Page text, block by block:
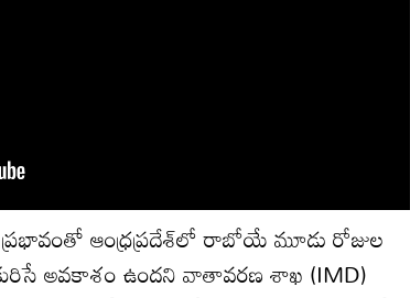
ఆంధ్రప్రదేశ్‌లో రాబోయే మూడు రోజుల
అవకాశం ఉందని వాతావరణ శాఖ (IMD)